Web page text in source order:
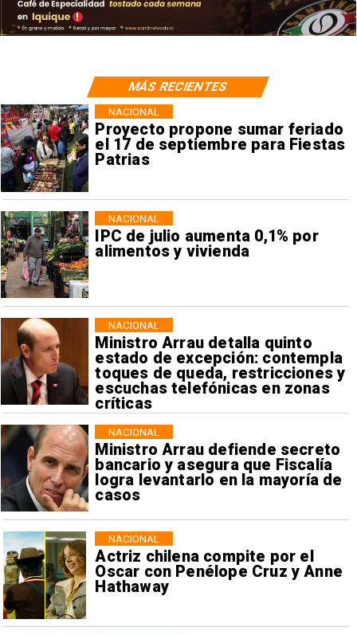
Proyecto propone sumar feriado
el 17 de septiembre para Fiestas
Patrias
NACIONAL
IPC de julio aumenta 0,1% por
alimentos y vivienda
NACIONAL
Ministro Arrau detalla quinto
estado de excepción: contempla
toques de queda, restricciones y
escuchas telefónicas en zonas
críticas
NACIONAL
Ministro Arrau defiende secreto
bancario y asegura que Fiscalía
logra levantarlo en la mayoría de
casos
NACIONAL
Actriz chilena compite por el
Oscar con Penélope Cruz y Anne
Hathaway
NACIONAL
MÁS RECIENTES